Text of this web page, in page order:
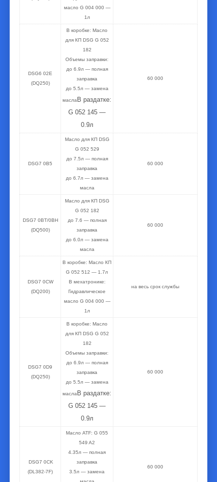
масло G 004 000 —
1л
DSG6 02E
(DQ250)
В коробке: Масло
для КП DSG G 052
182
Объемы заправки:
до 6.9л — полная
заправка
до 5.5л — замена
масла В раздатке:
G 052 145 —
0.9л
60 000
DSG7 0B5
Масло для КП DSG
G 052 529
до 7.5л — полная
заправка
до 6.7л — замена
масла
60 000
DSG7 0BT/0BH
(DQ500)
Масло для КП DSG
G 052 182
до 7.6 — полная
заправка
до 6.0л — замена
масла
60 000
DSG7 0CW
(DQ200)
В коробке: Масло КП
G 052 512 — 1.7л
В мехатронике:
Гидравлическое
масло G 004 000 —
1л
на весь срок службы
DSG7 0D9
(DQ250)
В коробке: Масло
для КП DSG G 052
182
Объемы заправки:
до 6.9л — полная
заправка
до 5.5л — замена
масла В раздатке:
G 052 145 —
0.9л
60 000
DSG7 0CK
(DL382-7F)
Масло ATF: G 055
549 A2
4.35л — полная
заправка
3.5л — замена
60 000